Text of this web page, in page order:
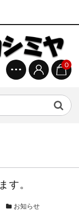
0
。
お知らせ